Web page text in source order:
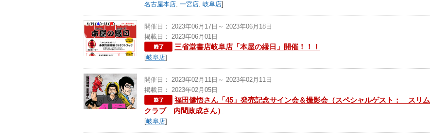
名古屋本店, 一宮店, 岐阜店]
開催日： 2023年06月17日～ 2023年06月18日
掲載日： 2023年06月01日
三省堂書店岐阜店「本屋の縁日」開催！！！
[岐阜店]
開催日： 2023年02月11日～ 2023年02月11日
掲載日： 2023年02月05日
福田健悟さん「45」発売記念サイン会＆撮影会（スペシャルゲスト： スリム
クラブ 内間政成さん）
[岐阜店]